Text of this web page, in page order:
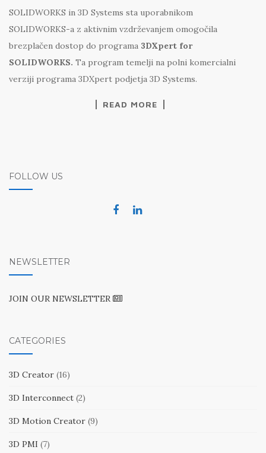
SOLIDWORKS in 3D Systems sta uporabnikom
SOLIDWORKS-a z aktivnim vzdrževanjem omogočila
brezplačen dostop do programa 3DXpert for
SOLIDWORKS. Ta program temelji na polni komercialni
verziji programa 3DXpert podjetja 3D Systems.
READ MORE
FOLLOW US
NEWSLETTER
JOIN OUR NEWSLETTER
CATEGORIES
3D Creator (16)
3D Interconnect (2)
3D Motion Creator (9)
3D PMI (7)